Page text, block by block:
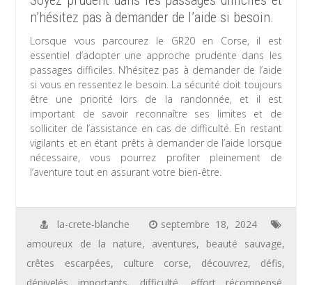
n’hésitez pas à demander de l’aide si besoin.
Lorsque vous parcourez le GR20 en Corse, il est
essentiel d’adopter une approche prudente dans les
passages difficiles. N’hésitez pas à demander de l’aide
si vous en ressentez le besoin. La sécurité doit toujours
être une priorité lors de la randonnée, et il est
important de savoir reconnaître ses limites et de
solliciter de l’assistance en cas de difficulté. En restant
vigilants et en étant prêts à demander de l’aide lorsque
nécessaire, vous pourrez profiter pleinement de
l’aventure tout en assurant votre bien-être.
la-crete-blanche
septembre 18, 2024
amoureux de la nature, aventures, beauté sauvage,
crêtes escarpées, culture corse, découvrez, défis,